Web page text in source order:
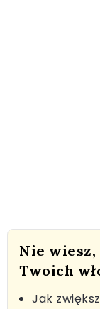
Nie
Twoich
Jak